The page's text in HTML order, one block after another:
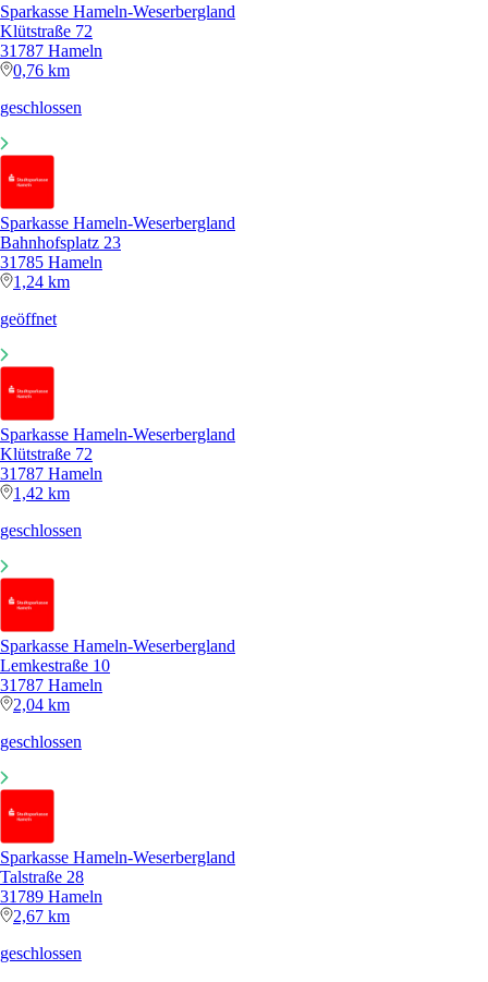
Sparkasse Hameln-Weserbergland
Klütstraße 72
31787 Hameln
0,76 km
geschlossen
Sparkasse Hameln-Weserbergland
Bahnhofsplatz 23
31785 Hameln
1,24 km
geöffnet
Sparkasse Hameln-Weserbergland
Klütstraße 72
31787 Hameln
1,42 km
geschlossen
Sparkasse Hameln-Weserbergland
Lemkestraße 10
31787 Hameln
2,04 km
geschlossen
Sparkasse Hameln-Weserbergland
Talstraße 28
31789 Hameln
2,67 km
geschlossen